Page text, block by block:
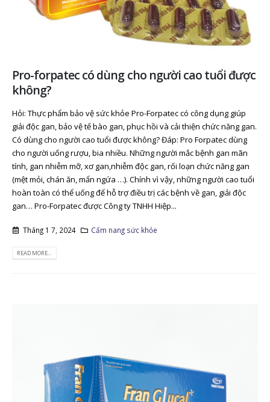
Pro-forpatec có dùng cho người cao tuổi được
không?
Hỏi: Thực phẩm bảo vệ sức khỏe Pro-Forpatec có công dụng giúp
giải độc gan, bảo vệ tế bào gan, phục hồi và cải thiện chức năng gan.
Có dùng cho người cao tuổi được không? Đáp: Pro Forpatec dùng
cho người uống rượu, bia nhiều. Những người mắc bệnh gan mãn
tính, gan nhiễm mỡ, xơ gan,nhiễm độc gan, rối loạn chức năng gan
(mệt mỏi, chán ăn, mẩn ngứa …). Chính vì vậy, những người cao tuổi
hoàn toàn có thể uống để hỗ trợ điều trị các bệnh về gan, giải độc
gan… Pro-Forpatec được Công ty TNHH Hiệp...
Tháng 1 7, 2024 Cẩm nang sức khỏe
READ MORE...